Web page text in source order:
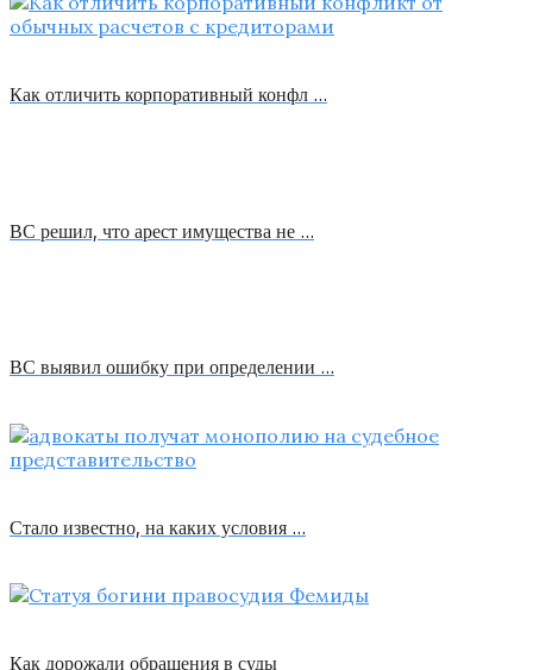
Как отличить корпоративный конфл …
ВС решил, что арест имущества не …
ВС выявил ошибку при определении …
Стало известно, на каких условия …
Как дорожали обращения в суды